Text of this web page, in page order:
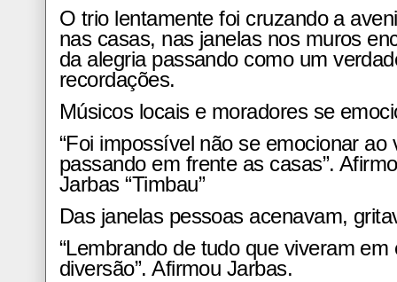
O trio lentamente foi cruzando a
nas casas, nas janelas nos muros
da alegria passando como um
recordações.
Músicos locais e moradores se
“Foi impossível não se emocionar ao
passando em frente as casas”.
Jarbas “Timbau”
Das janelas pessoas acenavam,
“Lembrando de tudo que viveram
diversão”. Afirmou Jarbas.